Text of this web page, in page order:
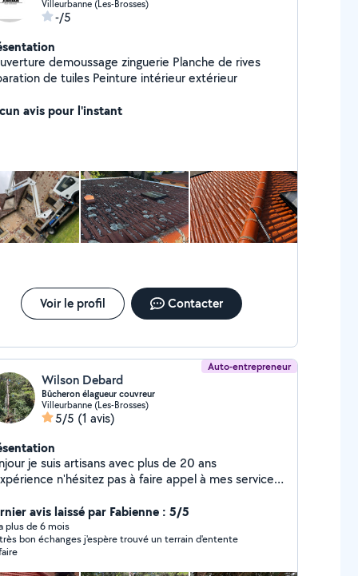
Villeurbanne (Les-Brosses)
-/5
demoussage zinguerie Planche de rives
réparation de tuiles Peinture intérieur extérieur
avis pour l'instant
Voir le profil Contacter
Auto-entrepreneur
Wilson Debard
Bûcheron élagueur couvreur
Villeurbanne (Les-Brosses)
5/5 (1 avis)
je suis artisans avec plus de 20 ans
n'hésitez pas à faire appel à mes services
taille de haies enlèvement de souche d'arbre je
équipé d'un engin nacelle et je grimpe aussi à
paysagiste, plantation d'arbres, création de
terrassement, pose de grillage et clôture Petite
avis laissé par Fabienne : 5/5
plus de 6 mois
bon échanges j'espère trouvé un terrain d'entente